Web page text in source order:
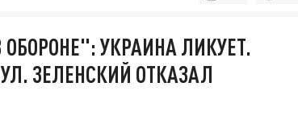
УКРАИНА ЛИКУЕТ.
ЗЕЛЕНСКИЙ ОТКАЗАЛ